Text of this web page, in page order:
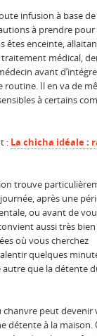
infusion à base
à prendre pour
êtes enceinte,
médical,
avant
routine. Il en va de
à certains
: La chicha idéale :
trouve
après une
ou avant de
aussi très
où vous cherchez
quelques
que la détente
chanvre peut devenir
détente à la maison.